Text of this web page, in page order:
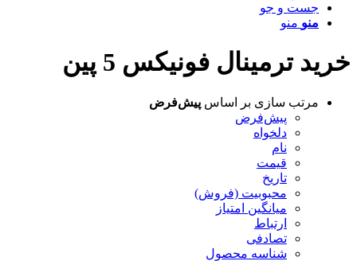
جست و جو
منو منو
خرید ترمینال فونیکس 5 پین
مرتب سازی بر اساس پیش‌فرض
پیش‌فرض
دلخواه
نام
قیمت
تاریخ
محبوبیت (فروش)
میانگین امتیاز
ارتباط
تصادفی
شناسه محصول